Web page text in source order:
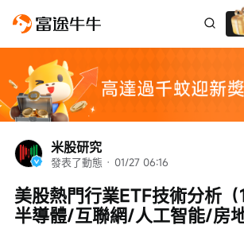
米股研究
發表了動態 · 01/27 06:16
美股熱門行業ETF技術分析（
半導體/互聯網/人工智能/房